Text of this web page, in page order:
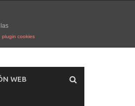
WEB
plugin cookies